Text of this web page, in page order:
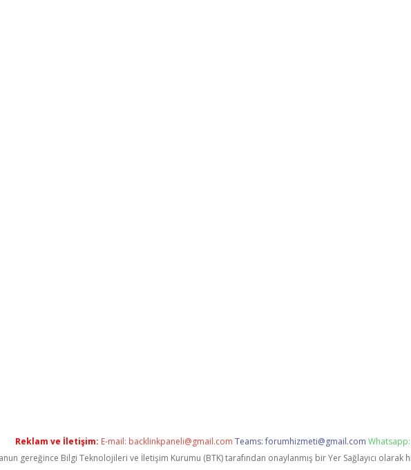
Reklam ve İletişim: E-mail: backlinkpaneli@gmail.com Teams:forumhizmeti@gmail.com
gereğince Bilgi Teknolojileri ve İletişim Kurumu (BTK) tarafından onaylanmış bir Yer Sağlayıcı